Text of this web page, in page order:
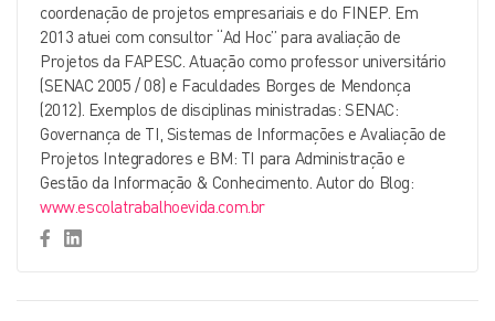
coordenação de projetos empresariais e do FINEP. Em
2013 atuei com consultor “Ad Hoc” para avaliação de
Projetos da FAPESC. Atuação como professor universitário
(SENAC 2005 / 08) e Faculdades Borges de Mendonça
(2012). Exemplos de disciplinas ministradas: SENAC:
Governança de TI, Sistemas de Informações e Avaliação de
Projetos Integradores e BM: TI para Administração e
Gestão da Informação & Conhecimento. Autor do Blog:
www.escolatrabalhoevida.com.br